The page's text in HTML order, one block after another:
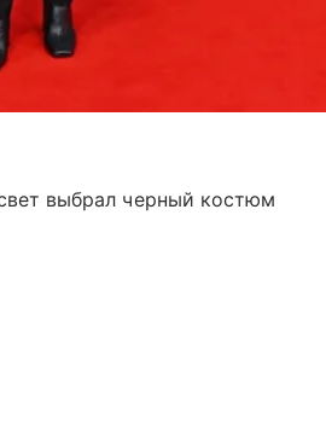
выбрал черный костюм